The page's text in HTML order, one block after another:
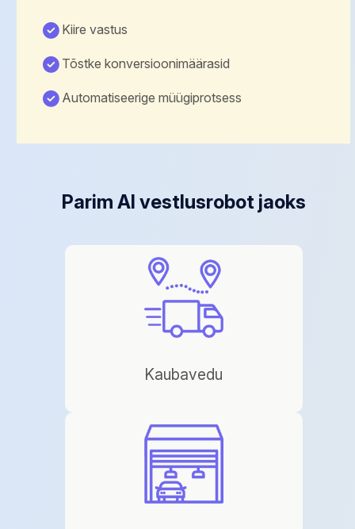
Kiire vastus
Tõstke konversioonimäärasid
Automatiseerige müügiprotsess
Parim AI vestlusrobot jaoks
Kaubavedu